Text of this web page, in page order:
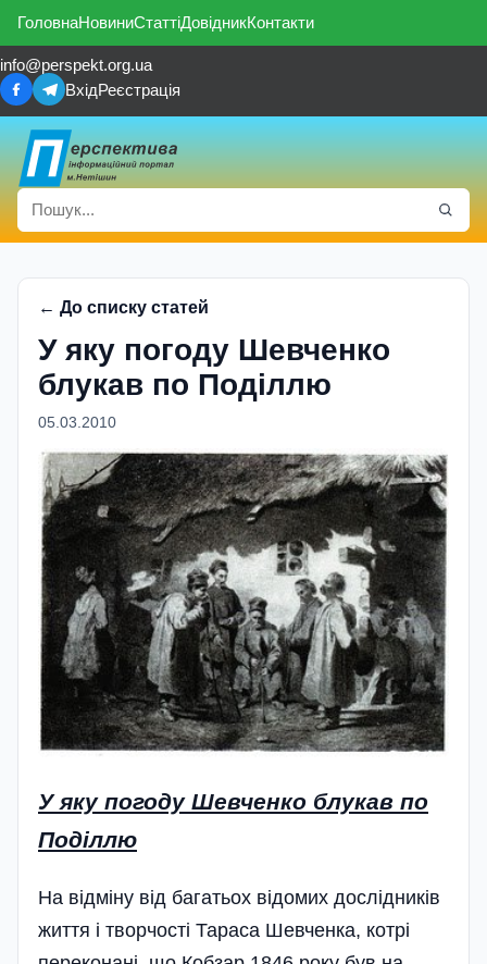
ГоловнаНовиниСтаттіДовідникКонтакти
info@perspekt.org.ua
ВхідРеєстрація
← До списку статей
У яку погоду Шевченко
блукав по Поділлю
05.03.2010
У яку погоду Шевченко блукав по
Поділлю
На відміну від багатьох відомих дослідників
життя і творчості Тараса Шевченка, котрі